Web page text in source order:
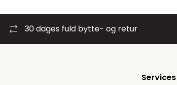
30 dages fuld bytte- og retur
Services